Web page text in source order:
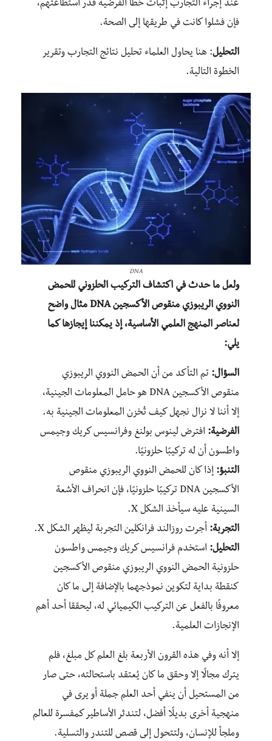
عند إجراء التجارب إثبات خطأ الفرضية قدر استطاعتهم،
فإن فشلوا كانت في طريقها إلى الصحة.
التحليل: هنا يحاول العلماء تحليل نتائج التجارب وتقرير
الخطوة التالية.
DNA
ولعل ما حدث في اكتشاف التركيب الحلزوني للحمض
النووي الريبوزي منقوص الأكسجين DNA مثال واضح
لعناصر المنهج العلمي الأساسية، إذ يمكننا إيجازها كما
يلي:
السؤال: تم التأكد من أن الحمض النووي الريبوزي
منقوص الأكسجين DNA هو حامل المعلومات الجينية،
إلا أننا لا نزال نجهل كيف تُخزن المعلومات الجينية به.
الفرضية: افترض لينوس بولنغ وفرانسيس كريك وجيمس
واطسون أن له تركيبًا حلزونيًا.
التنبؤ: إذا كان للحمض النووي الريبوزي منقوص
الأكسجين DNA تركيبًا حلزونيًا، فإن انحراف الأشعة
السينية عليه سيأخذ الشكل X.
التجربة: أجرت روزالند فرانكلين التجربة ليظهر الشكل X.
التحليل: استخدم فرانسيس كريك وجيمس واطسون
حلزونية الحمض النووي الريبوزي منقوص الأكسجين
كنقطة بداية لتكوين نموذجهما بالإضافة إلى ما كان
معروفًا بالفعل عن التركيب الكيميائي له، ليحققا أحد أهم
الإنجازات العلمية.
إلا أنه وفي هذه القرون الأربعة بلغ العلم كل مبلغ، فلم
يترك مجالًا إلا وحقق ما كان يُعتقد باستحالته، حتى صار
من المستحيل أن ينفي أحد العلم جملة أو يرى في
منهجية أخرى بديلًا أفضل، لتندثر الأساطير كمفسرة للعالم
وملجأ للإنسان، ولتتحول إلى قصص للتندر والتسلية.